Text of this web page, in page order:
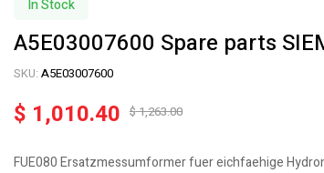
In Stock
A5E03007600 Spare parts
SKU: A5E03007600
$1,263.00
$ 1,010.40
FUE080 Ersatzmessumformer fuer eichfaehige